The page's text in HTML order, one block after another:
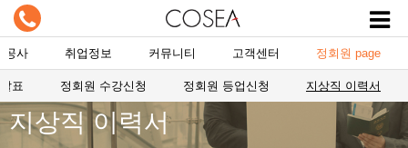
공사 취업정보 커뮤니티 고객센터 정회원 page
표 정회원 수강신청 정회원 등업신청 지상직 이력서
지상직 이력서